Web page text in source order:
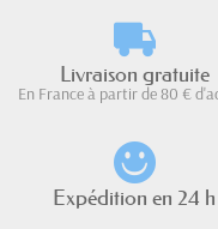
Livraison gratuite
En France à partir de 80 €
Expédition en 24 h